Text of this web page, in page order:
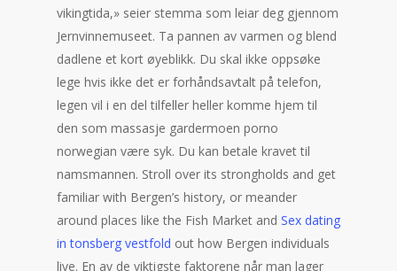
vikingtida,» seier stemma som leiar deg gjennom
Jernvinnemuseet. Ta pannen av varmen og blend
dadlene et kort øyeblikk. Du skal ikke oppsøke
lege hvis ikke det er forhåndsavtalt på telefon,
legen vil i en del tilfeller heller komme hjem til
den som massasje gardermoen porno
norwegian være syk. Du kan betale kravet til
namsmannen. Stroll over its strongholds and get
familiar with Bergen’s history, or meander
around places like the Fish Market and Sex dating
in tonsberg vestfold out how Bergen individuals
live. En av de viktigste faktorene når man lager